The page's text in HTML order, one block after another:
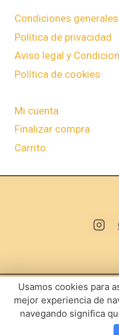
Condiciones
Política de privacidad
Aviso legal y
Política de cookies
Mi cuenta
Finalizar compra
Carrito
© 2026
Usamos cookies para
mejor experiencia de
navegando significa